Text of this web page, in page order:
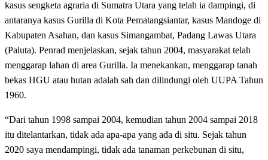
kasus sengketa agraria di Sumatra Utara yang telah ia dampingi, di
antaranya kasus Gurilla di Kota Pematangsiantar, kasus Mandoge di
Kabupaten Asahan, dan kasus Simangambat, Padang Lawas Utara
(Paluta). Penrad menjelaskan, sejak tahun 2004, masyarakat telah
menggarap lahan di area Gurilla. Ia menekankan, menggarap tanah
bekas HGU atau hutan adalah sah dan dilindungi oleh UUPA Tahun
1960.
“Dari tahun 1998 sampai 2004, kemudian tahun 2004 sampai 2018
itu ditelantarkan, tidak ada apa-apa yang ada di situ. Sejak tahun
2020 saya mendampingi, tidak ada tanaman perkebunan di situ,